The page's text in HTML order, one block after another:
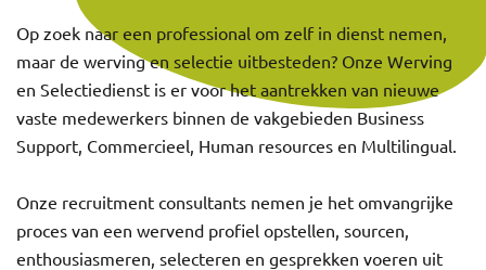
Op zoek naar een professional om zelf in dienst nemen,
maar de werving en selectie uitbesteden? Onze Werving
en Selectiedienst is er voor het aantrekken van nieuwe
vaste medewerkers binnen de vakgebieden Business
Support, Commercieel, Human resources en Multilingual.
Onze recruitment consultants nemen je het omvangrijke
proces van een wervend profiel opstellen, sourcen,
enthousiasmeren, selecteren en gesprekken voeren uit